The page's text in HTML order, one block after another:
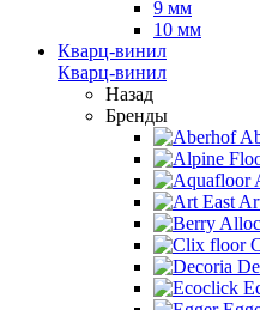
9 мм
10 мм
Кварц-винил
Кварц-винил
Назад
Бренды